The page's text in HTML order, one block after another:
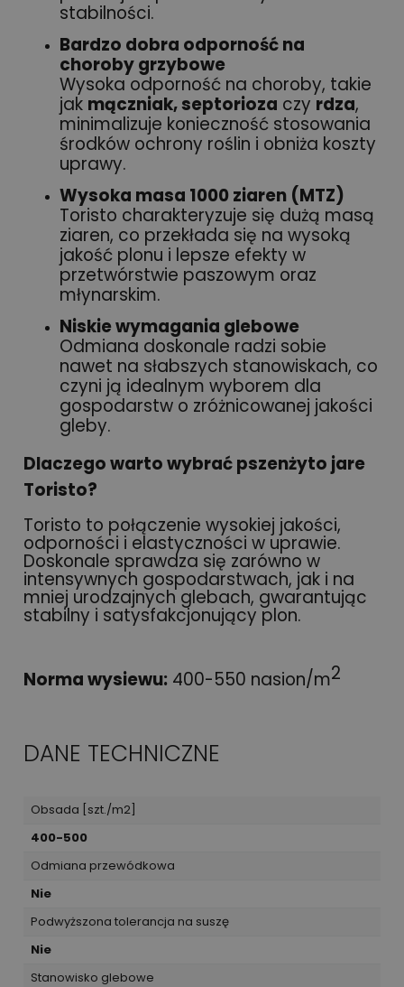
stabilności.
Bardzo dobra odporność na
choroby grzybowe
Wysoka odporność na choroby, takie
jak mączniak, septorioza czy rdza,
minimalizuje konieczność stosowania
środków ochrony roślin i obniża koszty
uprawy.
Wysoka masa 1000 ziaren (MTZ)
Toristo charakteryzuje się dużą masą
ziaren, co przekłada się na wysoką
jakość plonu i lepsze efekty w
przetwórstwie paszowym oraz
młynarskim.
Niskie wymagania glebowe
Odmiana doskonale radzi sobie
nawet na słabszych stanowiskach, co
czyni ją idealnym wyborem dla
gospodarstw o zróżnicowanej jakości
gleby.
Dlaczego warto wybrać pszenżyto jare
Toristo?
Toristo to połączenie wysokiej jakości,
odporności i elastyczności w uprawie.
Doskonale sprawdza się zarówno w
intensywnych gospodarstwach, jak i na
mniej urodzajnych glebach, gwarantując
stabilny i satysfakcjonujący plon.
Norma wysiewu: 400-550 nasion/m2
DANE TECHNICZNE
Obsada [szt./m2]
400-500
Odmiana przewódkowa
Nie
Podwyższona tolerancja na suszę
Nie
Stanowisko glebowe